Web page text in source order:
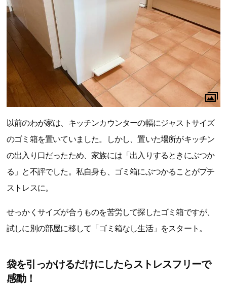
以前のわが家は、キッチンカウンターの幅にジャストサイズ
のゴミ箱を置いていました。しかし、置いた場所がキッチン
の出入り口だったため、家族には「出入りするときにぶつか
る」と不評でした。私自身も、ゴミ箱にぶつかることがプチ
ストレスに。
せっかくサイズが合うものを苦労して探したゴミ箱ですが、
試しに別の部屋に移して「ゴミ箱なし生活」をスタート。
袋を引っかけるだけにしたらストレスフリーで
感動！